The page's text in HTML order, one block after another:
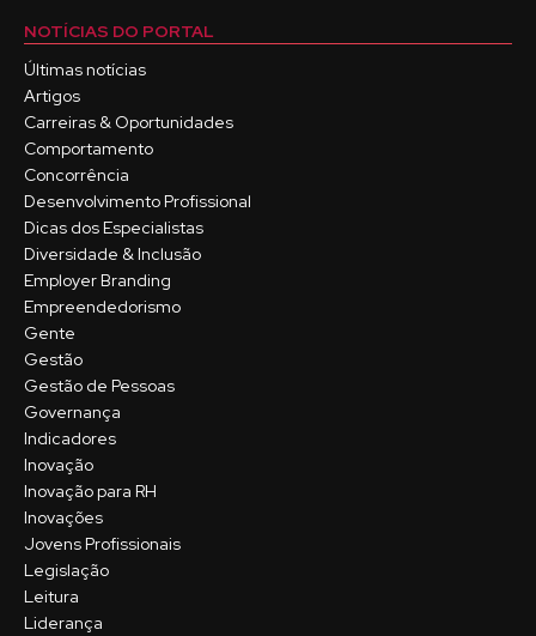
NOTÍCIAS DO PORTAL
Últimas notícias
Artigos
Carreiras & Oportunidades
Comportamento
Concorrência
Desenvolvimento Profissional
Dicas dos Especialistas
Diversidade & Inclusão
Employer Branding
Empreendedorismo
Gente
Gestão
Gestão de Pessoas
Governança
Indicadores
Inovação
Inovação para RH
Inovações
Jovens Profissionais
Legislação
Leitura
Liderança